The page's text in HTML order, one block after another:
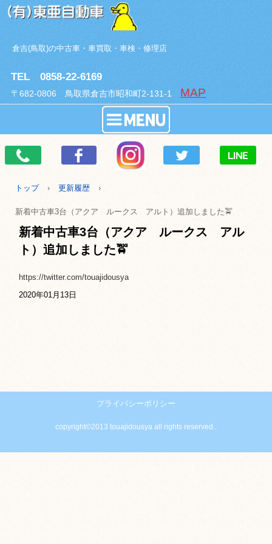
倉吉(鳥取)の中古車・車買取・車検・修理店
TEL 0858-22-6169
〒682-0806 鳥取県倉吉市昭和町2-131-1 MAP
トップ › 更新履歴 ›
新着中古車3台（アクア ルークス アルト）追加しました🚖
新着中古車3台（アクア ルークス アル
ト）追加しました🚖
https://twitter.com/touajidousya
2020年01月13日
プライバシーポリシー
copyright©2013 touajidousya all rights reserved..